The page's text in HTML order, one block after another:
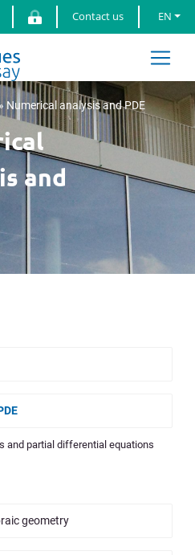
Contact us EN
» Numerical analysis and PDE
and
and partial differential equations
geometry